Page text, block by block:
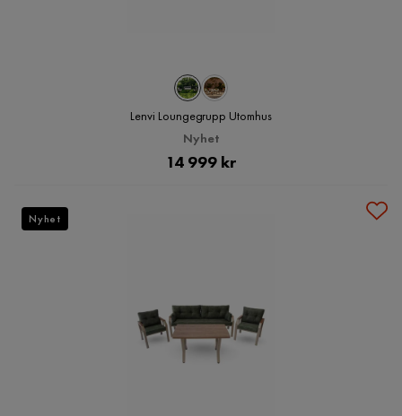
Lenvi Loungegrupp Utomhus
Nyhet
Pris
14 999 kr
Nyhet